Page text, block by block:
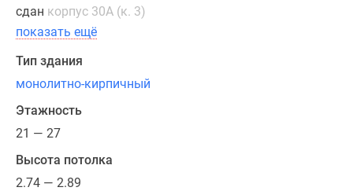
увеличенные
оконные
В
большинстве
квартир
раздельные
санузлы,
а
сдан корпус 30А (к. 3)
показать ещё
Тип здания
монолитно-кирпичный
Этажность
21 — 27
Высота потолка
2.74 — 2.89